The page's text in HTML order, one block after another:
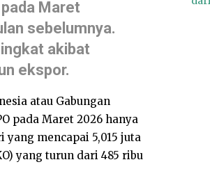
Maret
sebelumnya.
akibat
ekspor.
atau Gabungan
pada Maret 2026 hanya
yang mencapai 5,015 juta
yang turun dari 485 ribu